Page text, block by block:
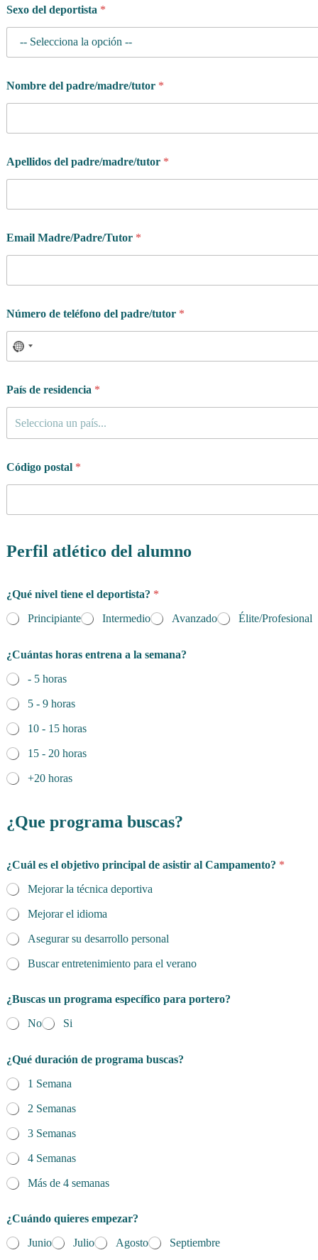
Sexo del deportista *
Nombre del padre/madre/tutor *
Apellidos del padre/madre/tutor *
Email Madre/Padre/Tutor *
Número de teléfono del padre/tutor *
o
n
a
y
País de residencia *
Selecciona un país...
Código postal *
Perfil atlético del alumno
¿Qué nivel tiene el deportista? *
Principiante
Intermedio Avanzado Élite/Profesional
¿Cuántas horas entrena a la semana?
- 5 horas
5 - 9 horas
10 - 15 horas
15 - 20 horas
+20 horas
¿Que programa buscas?
¿Cuál es el objetivo principal de asistir al Campamento? *
Mejorar la técnica deportiva
Mejorar el idioma
Asegurar su desarrollo personal
Buscar entretenimiento para el verano
¿Buscas un programa específico para portero?
No
Si
¿Qué duración de programa buscas?
1 Semana
2 Semanas
3 Semanas
4 Semanas
Más de 4 semanas
¿Cuándo quieres empezar?
Junio
Julio Agosto Septiembre